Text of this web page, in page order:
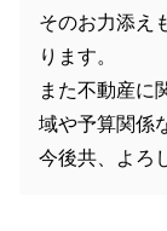
そのお力添え
ります。
また不動産に
域や予算関係
今後共、よろ